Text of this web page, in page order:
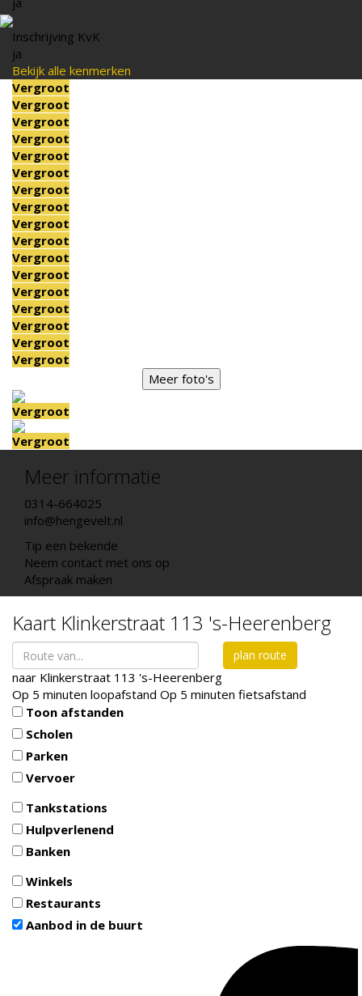
Inschrijving KvK
ja
Bekijk alle kenmerken
Vergroot
Vergroot
Vergroot
Vergroot
Vergroot
Vergroot
Vergroot
Vergroot
Vergroot
Vergroot
Vergroot
Vergroot
Vergroot
Vergroot
Vergroot
Vergroot
Vergroot
Meer foto's
Vergroot
Vergroot
Meer informatie
0314-664025
info@hengevelt.nl
Tip een bekende
Neem contact met ons op
Afspraak maken
Kaart Klinkerstraat 113 's-Heerenberg
plan route
naar Klinkerstraat 113 's-Heerenberg
Op 5 minuten loopafstand Op 5 minuten fietsafstand
Toon afstanden
Scholen
Parken
Vervoer
Tankstations
Hulpverlenend
Banken
Winkels
Restaurants
Aanbod in de buurt